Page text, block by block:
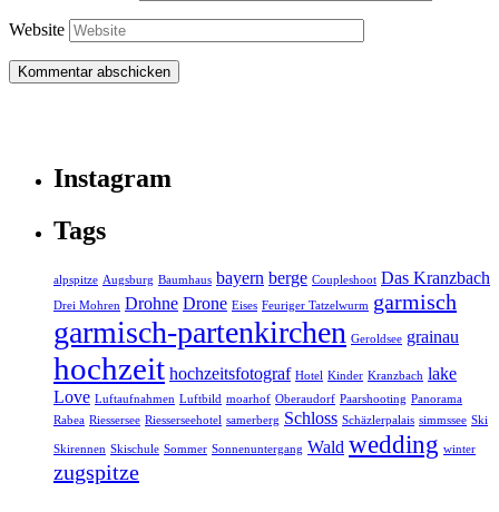
Website
Instagram
Tags
alpspitze Augsburg Baumhaus bayern berge Coupleshoot Das Kranzbach
Drei Mohren Drohne Drone Eises Feuriger Tatzelwurm garmisch
garmisch-partenkirchen Geroldsee grainau
hochzeit hochzeitsfotograf Hotel Kinder Kranzbach lake
Love Luftaufnahmen Luftbild moarhof Oberaudorf Paarshooting Panorama
Rabea Riessersee Riesserseehotel samerberg Schloss Schäzlerpalais simmssee Ski
Skirennen Skischule Sommer Sonnenuntergang Wald wedding winter
zugspitze